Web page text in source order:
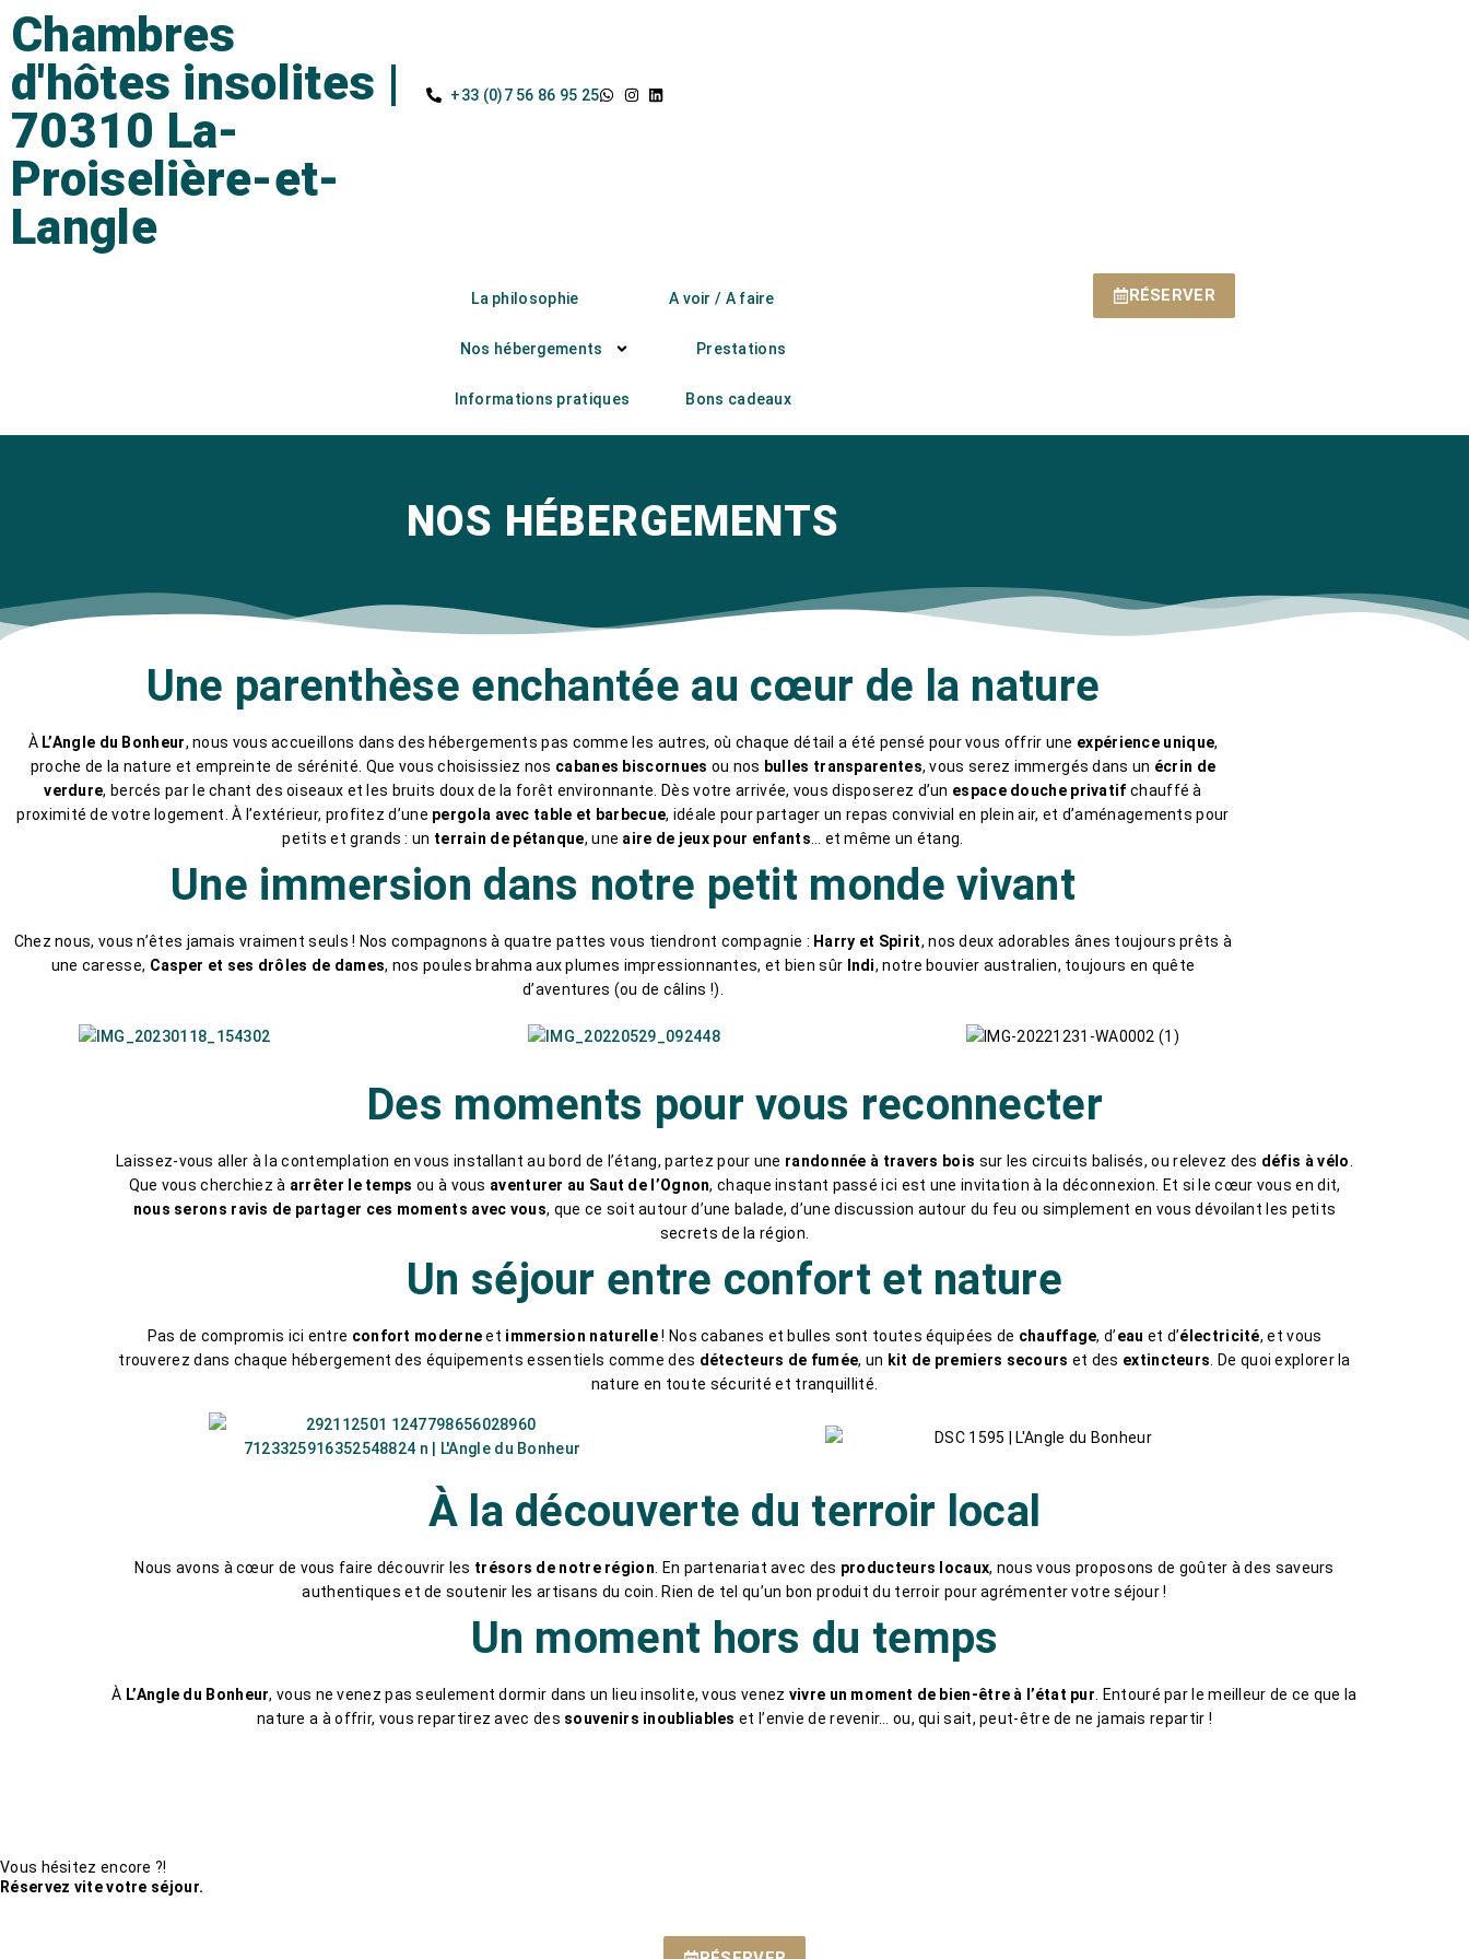
Chambres
d'hôtes insolites |
70310 La-
Proiselière-et-
Langle
+33 (0)7 56 86 95 25
La philosophie A voir / A faire
Nos hébergements Prestations
Informations pratiques Bons cadeaux
RÉSERVER
NOS HÉBERGEMENTS
Une parenthèse enchantée au cœur de la nature
À L’Angle du Bonheur, nous vous accueillons dans des hébergements pas comme les autres, où chaque détail a été pensé pour vous offrir une expérience unique,
proche de la nature et empreinte de sérénité. Que vous choisissiez nos cabanes biscornues ou nos bulles transparentes, vous serez immergés dans un écrin de
verdure, bercés par le chant des oiseaux et les bruits doux de la forêt environnante. Dès votre arrivée, vous disposerez d’un espace douche privatif chauffé à
proximité de votre logement. À l’extérieur, profitez d’une pergola avec table et barbecue, idéale pour partager un repas convivial en plein air, et d’aménagements pour
petits et grands : un terrain de pétanque, une aire de jeux pour enfants … et même un étang.
Une immersion dans notre petit monde vivant
Chez nous, vous n’êtes jamais vraiment seuls ! Nos compagnons à quatre pattes vous tiendront compagnie : Harry et Spirit, nos deux adorables ânes toujours prêts à
une caresse, Casper et ses drôles de dames, nos poules brahma aux plumes impressionnantes, et bien sûr Indi, notre bouvier australien, toujours en quête
d’aventures (ou de câlins !).
Des moments pour vous reconnecter
Laissez-vous aller à la contemplation en vous installant au bord de l’étang, partez pour une randonnée à travers bois sur les circuits balisés, ou relevez des défis à vélo.
Que vous cherchiez à arrêter le temps ou à vous aventurer au Saut de l’Ognon, chaque instant passé ici est une invitation à la déconnexion. Et si le cœur vous en dit,
nous serons ravis de partager ces moments avec vous, que ce soit autour d’une balade, d’une discussion autour du feu ou simplement en vous dévoilant les petits
secrets de la région.
Un séjour entre confort et nature
Pas de compromis ici entre confort moderneet immersion naturelle! Nos cabanes et bulles sont toutes équipées de chauffage, d’eau et d’électricité, et vous
trouverez dans chaque hébergement des équipements essentiels comme des détecteurs de fumée, un kit de premiers secours et des extincteurs. De quoi explorer la
nature en toute sécurité et tranquillité.
À la découverte du terroir local
Nous avons à cœur de vous faire découvrir les trésors de notre région. En partenariat avec des producteurs locaux, nous vous proposons de goûter à des saveurs
authentiques et de soutenir les artisans du coin. Rien de tel qu’un bon produit du terroir pour agrémenter votre séjour !
Un moment hors du temps
À L’Angle du Bonheur, vous ne venez pas seulement dormir dans un lieu insolite, vous venez vivre un moment de bien-être à l’état pur. Entouré par le meilleur de ce que la
nature a à offrir, vous repartirez avec des souvenirs inoubliables et l’envie de revenir… ou, qui sait, peut-être de ne jamais repartir !
Vous hésitez encore ?!
Réservez vite votre séjour.